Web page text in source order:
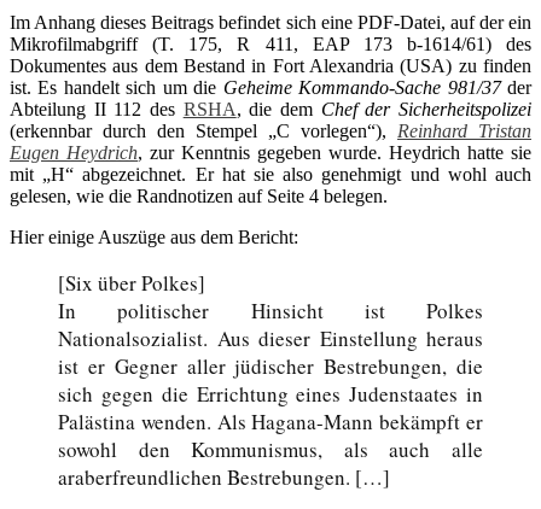
Im Anhang dieses Beitrags befindet sich eine PDF-Datei, auf der ein
Mikrofilmabgriff (T. 175, R 411, EAP 173 b-1614/61) des
Dokumentes aus dem Bestand in Fort Alexandria (USA) zu finden
ist. Es handelt sich um die Geheime Kommando-Sache 981/37der
Abteilung II 112 des RSHA, die dem Chef der Sicherheitspolizei
(erkennbar durch den Stempel „C vorlegen“), Reinhard Tristan
Eugen Heydrich, zur Kenntnis gegeben wurde. Heydrich hatte sie
mit „H“ abgezeichnet. Er hat sie also genehmigt und wohl auch
gelesen, wie die Randnotizen auf Seite 4 belegen.
Hier einige Auszüge aus dem Bericht:
[Six über Polkes]
In politischer Hinsicht ist Polkes
Nationalsozialist. Aus dieser Einstellung heraus
ist er Gegner aller jüdischer Bestrebungen, die
sich gegen die Errichtung eines Judenstaates in
Palästina wenden. Als Hagana-Mann bekämpft er
sowohl den Kommunismus, als auch alle
araberfreundlichen Bestrebungen. […]